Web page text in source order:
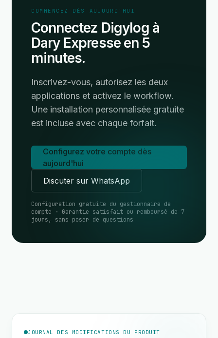
COMMENCEZ DÈS AUJOURD'HUI
Connectez Digylog à
Dary Expresse en 5
minutes.
Inscrivez-vous, autorisez les deux
applications et activez le workflow.
Une installation personnalisée gratuite
est incluse avec chaque forfait.
Configurez votre compte dès
aujourd'hui
Discuter sur WhatsApp
Configuration gratuite du gestionnaire de
compte · Garantie satisfait ou remboursé de 7
jours, sans poser de questions
JOURNAL DES MODIFICATIONS DU PRODUIT